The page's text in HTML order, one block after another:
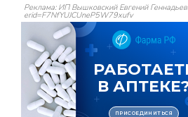
Реклама: ИП Вышковский Евгений
erid=F7NfYUJCUneP5W79xufv